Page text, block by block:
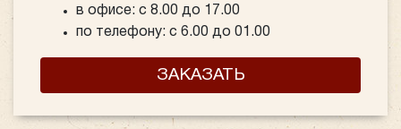
в офисе: с 8.00 до 17.00
по телефону: с 6.00 до 01.00
ЗАКАЗАТЬ